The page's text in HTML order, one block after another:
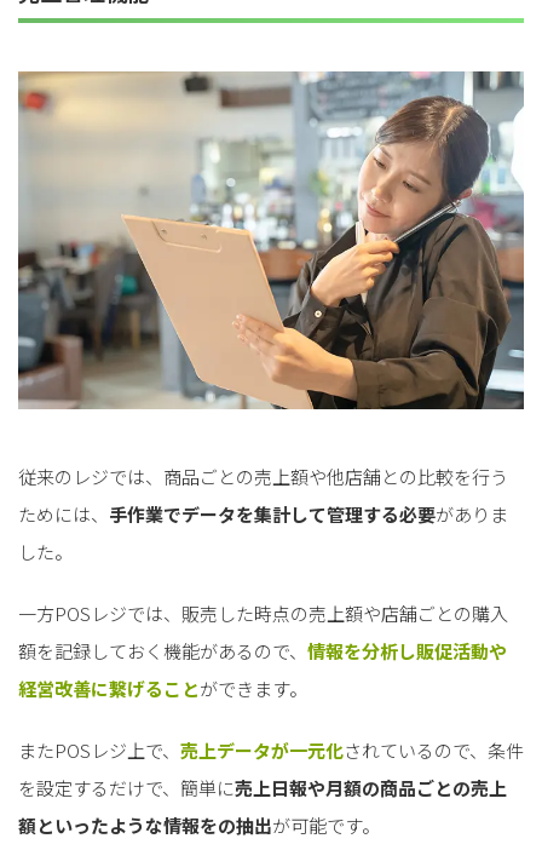
従来のレジでは、商品ごとの売上額や他店舗との比較を行う
ためには、 手作業でデータを集計して管理する必要がありま
した。
一方POSレジでは、販売した時点の売上額や店舗ごとの購入
額を記録しておく機能があるので、 情報を分析し販促活動や
経営改善に繋げることができます。
またPOSレジ上で、 売上データが一元化されているので、条件
を設定するだけで、簡単に売上日報や月額の商品ごとの売上
額といったような情報をの抽出が可能です。
forRetail小売業の方向けサービス
資料ダウンロードの一覧へ
中古買取業者向けサービス
資料ダウンロードの一覧へ
forRetail小売業の方向けサービス
お問い合わせフォームへ
中古買取業者向けサービス
お問い合わせフォームへ